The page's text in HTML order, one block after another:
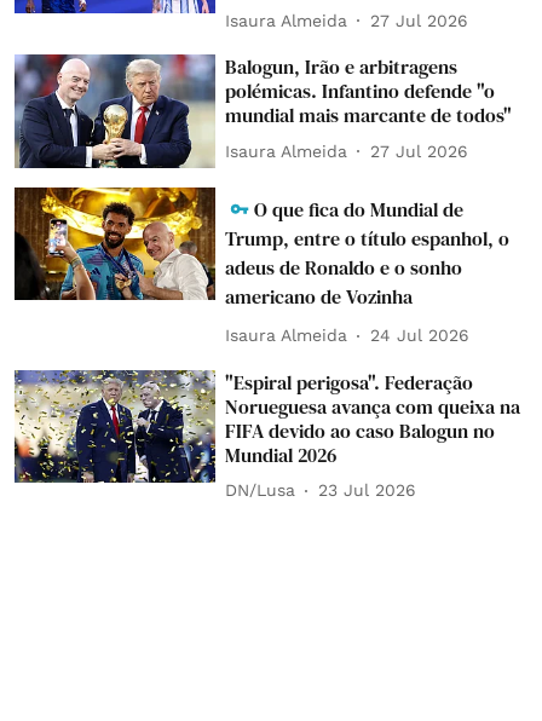
Isaura Almeida 27 Jul 2026
Balogun, Irão e arbitragens
polémicas. Infantino defende "o
mundial mais marcante de todos"
Isaura Almeida 27 Jul 2026
O que fica do Mundial de
Trump, entre o título espanhol, o
adeus de Ronaldo e o sonho
americano de Vozinha
Isaura Almeida 24 Jul 2026
"Espiral perigosa". Federação
Norueguesa avança com queixa na
FIFA devido ao caso Balogun no
Mundial 2026
DN/Lusa 23 Jul 2026